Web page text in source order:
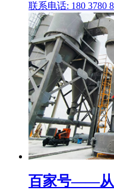
联系电话: 180 3780
百家号——从